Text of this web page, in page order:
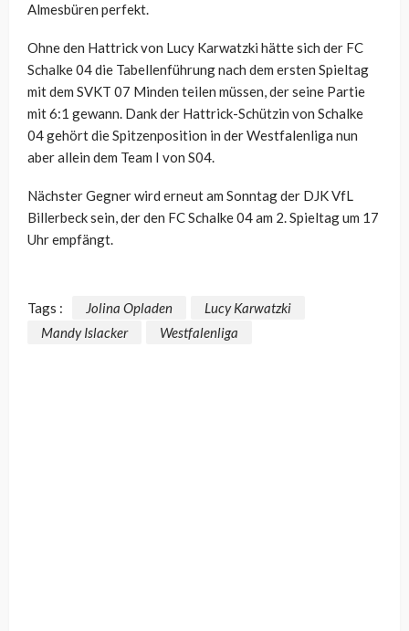
Almesbüren perfekt.
Ohne den Hattrick von Lucy Karwatzki hätte sich der FC
Schalke 04 die Tabellenführung nach dem ersten Spieltag
mit dem SVKT 07 Minden teilen müssen, der seine Partie
mit 6:1 gewann. Dank der Hattrick-Schützin von Schalke
04 gehört die Spitzenposition in der Westfalenliga nun
aber allein dem Team I von S04.
Nächster Gegner wird erneut am Sonntag der DJK VfL
Billerbeck sein, der den FC Schalke 04 am 2. Spieltag um 17
Uhr empfängt.
Tags : Jolina Opladen
Lucy Karwatzki
Mandy Islacker
Westfalenliga